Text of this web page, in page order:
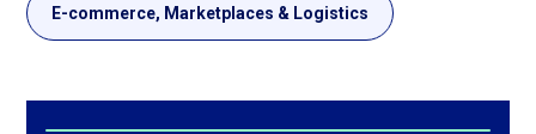
E-commerce, Marketplaces & Logistics